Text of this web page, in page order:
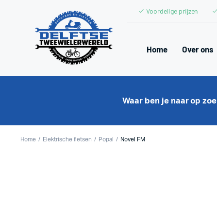
Voordelige prijzen
Home Over ons
Waar ben je naar op
Home Elektrische fietsen Popal Novel FM